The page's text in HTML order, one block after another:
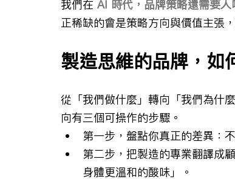
我們在 AI 時代，品牌策略還需要人
正稀缺的會是策略方向與價值主張
製造思維的品牌，如
從「我們做什麼」轉向「我們為什
向有三個可操作的步驟。
第一步，盤點你真正的差異：
第二步，把製造的專業翻譯成
身體更溫和的酸味」。